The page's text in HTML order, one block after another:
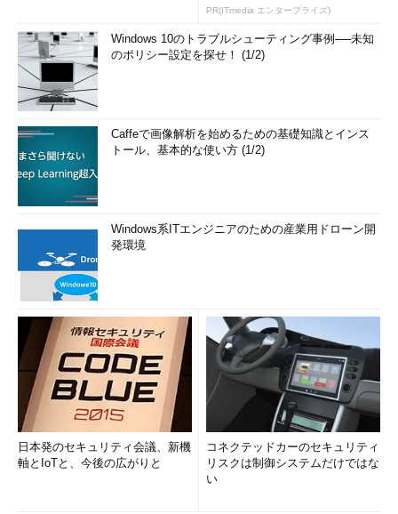
PR(ITmedia エンタープライズ)
Windows 10のトラブルシューティング事例──未知
のポリシー設定を探せ！ (1/2)
Caffeで画像解析を始めるための基礎知識とインス
トール、基本的な使い方 (1/2)
Windows系ITエンジニアのための産業用ドローン開
発環境
日本発のセキュリティ会議、新機
軸とIoTと、今後の広がりと
コネクテッドカーのセキュリティ
リスクは制御システムだけではな
い